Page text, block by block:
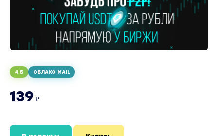
4 Б ОБЛАКО MAIL
139 ₽